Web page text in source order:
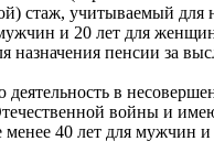
стаж, учитываемый для
и 20 лет для
назначения пенсии за
в
войны и
менее 40 лет для мужчин и